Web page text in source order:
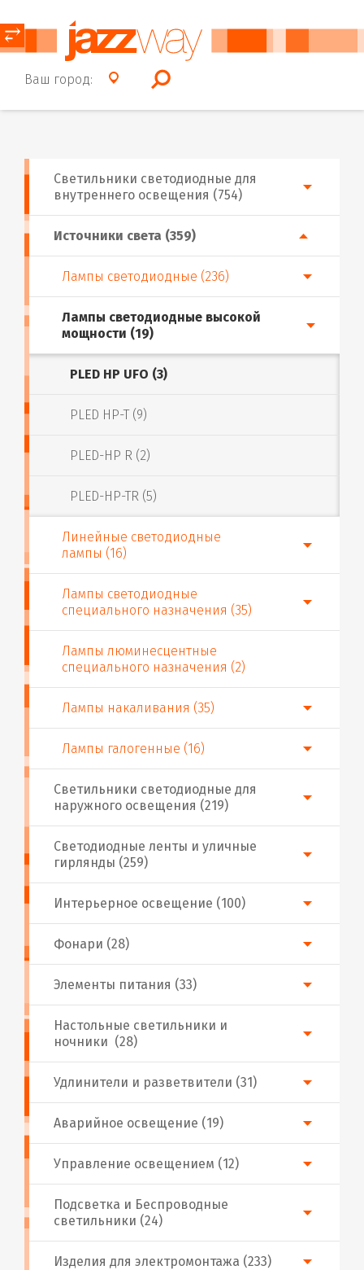
Ваш город:
⥂
Фонари (28)
Аварийное освещение (19)
Настольные светильники и
ночники (28)
Подсветка и Беспроводные
светильники (24)
Интерьерное освещение (100)
Изделия для электромонтажа (233)
Источники света (359)
Лампы светодиодные (236)
Лампы светодиодные высокой
мощности (19)
PLED HP UFO (3)
PLED HP-T (9)
PLED-HP R (2)
PLED-HP-TR (5)
Линейные светодиодные
лампы (16)
Лампы светодиодные
специального назначения (35)
Лампы люминесцентные
специального назначения (2)
Лампы накаливания (35)
Лампы галогенные (16)
Светодиодные ленты и уличные
гирлянды (259)
Светильники светодиодные для
внутреннего освещения (754)
Светильники светодиодные для
наружного освещения (219)
Удлинители и разветвители (31)
Управление освещением (12)
Элементы питания (33)